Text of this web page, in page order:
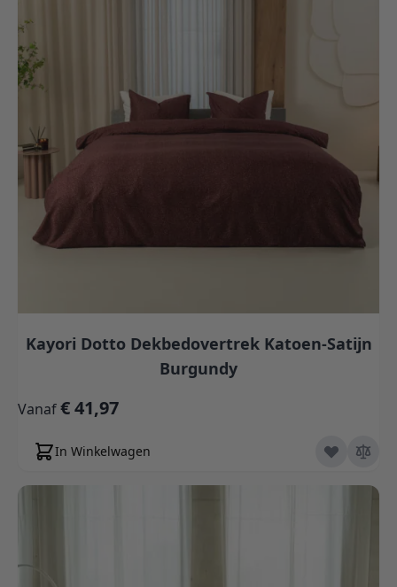
Kayori Dotto Dekbedovertrek Katoen-Satijn
Burgundy
Vanaf€ 41,97
In Winkelwagen